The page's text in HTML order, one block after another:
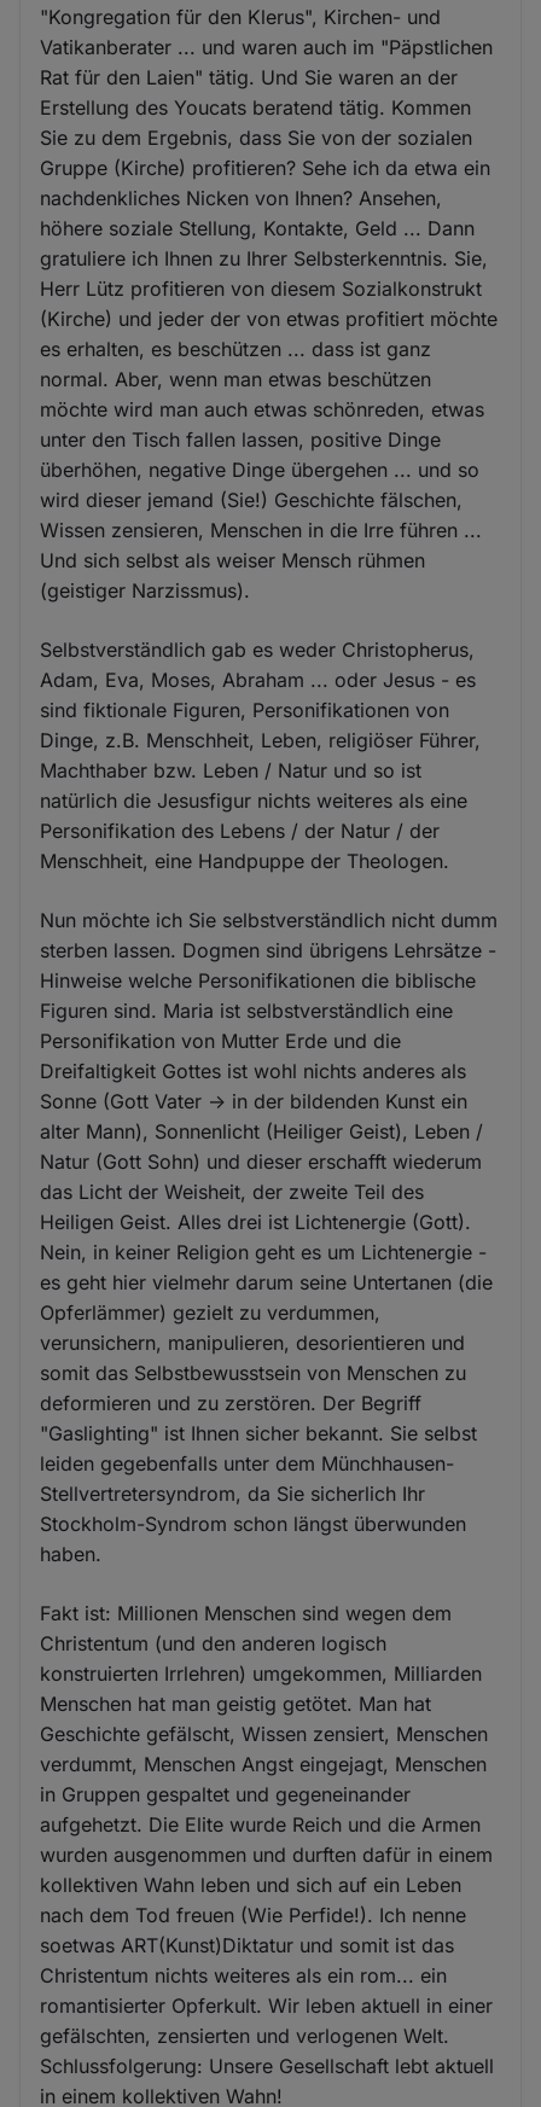
"Kongregation für den Klerus", Kirchen- und
Vatikanberater ... und waren auch im "Päpstlichen
Rat für den Laien" tätig. Und Sie waren an der
Erstellung des Youcats beratend tätig. Kommen
Sie zu dem Ergebnis, dass Sie von der sozialen
Gruppe (Kirche) profitieren? Sehe ich da etwa ein
nachdenkliches Nicken von Ihnen? Ansehen,
höhere soziale Stellung, Kontakte, Geld ... Dann
gratuliere ich Ihnen zu Ihrer Selbsterkenntnis. Sie,
Herr Lütz profitieren von diesem Sozialkonstrukt
(Kirche) und jeder der von etwas profitiert möchte
es erhalten, es beschützen ... dass ist ganz
normal. Aber, wenn man etwas beschützen
möchte wird man auch etwas schönreden, etwas
unter den Tisch fallen lassen, positive Dinge
überhöhen, negative Dinge übergehen ... und so
wird dieser jemand (Sie!) Geschichte fälschen,
Wissen zensieren, Menschen in die Irre führen ...
Und sich selbst als weiser Mensch rühmen
(geistiger Narzissmus).
Selbstverständlich gab es weder Christopherus,
Adam, Eva, Moses, Abraham ... oder Jesus - es
sind fiktionale Figuren, Personifikationen von
Dinge, z.B. Menschheit, Leben, religiöser Führer,
Machthaber bzw. Leben / Natur und so ist
natürlich die Jesusfigur nichts weiteres als eine
Personifikation des Lebens / der Natur / der
Menschheit, eine Handpuppe der Theologen.
Nun möchte ich Sie selbstverständlich nicht dumm
sterben lassen. Dogmen sind übrigens Lehrsätze -
Hinweise welche Personifikationen die biblische
Figuren sind. Maria ist selbstverständlich eine
Personifikation von Mutter Erde und die
Dreifaltigkeit Gottes ist wohl nichts anderes als
Sonne (Gott Vater -> in der bildenden Kunst ein
alter Mann), Sonnenlicht (Heiliger Geist), Leben /
Natur (Gott Sohn) und dieser erschafft wiederum
das Licht der Weisheit, der zweite Teil des
Heiligen Geist. Alles drei ist Lichtenergie (Gott).
Nein, in keiner Religion geht es um Lichtenergie -
es geht hier vielmehr darum seine Untertanen (die
Opferlämmer) gezielt zu verdummen,
verunsichern, manipulieren, desorientieren und
somit das Selbstbewusstsein von Menschen zu
deformieren und zu zerstören. Der Begriff
"Gaslighting" ist Ihnen sicher bekannt. Sie selbst
leiden gegebenfalls unter dem Münchhausen-
Stellvertretersyndrom, da Sie sicherlich Ihr
Stockholm-Syndrom schon längst überwunden
haben.
Fakt ist: Millionen Menschen sind wegen dem
Christentum (und den anderen logisch
konstruierten Irrlehren) umgekommen, Milliarden
Menschen hat man geistig getötet. Man hat
Geschichte gefälscht, Wissen zensiert, Menschen
verdummt, Menschen Angst eingejagt, Menschen
in Gruppen gespaltet und gegeneinander
aufgehetzt. Die Elite wurde Reich und die Armen
wurden ausgenommen und durften dafür in einem
kollektiven Wahn leben und sich auf ein Leben
nach dem Tod freuen (Wie Perfide!). Ich nenne
soetwas ART(Kunst)Diktatur und somit ist das
Christentum nichts weiteres als ein rom... ein
romantisierter Opferkult. Wir leben aktuell in einer
gefälschten, zensierten und verlogenen Welt.
Schlussfolgerung: Unsere Gesellschaft lebt aktuell
in einem kollektiven Wahn!